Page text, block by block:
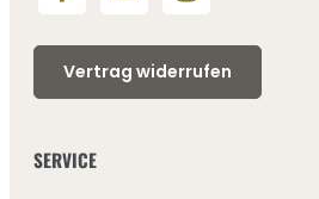
Vertrag widerrufen
SERVICE